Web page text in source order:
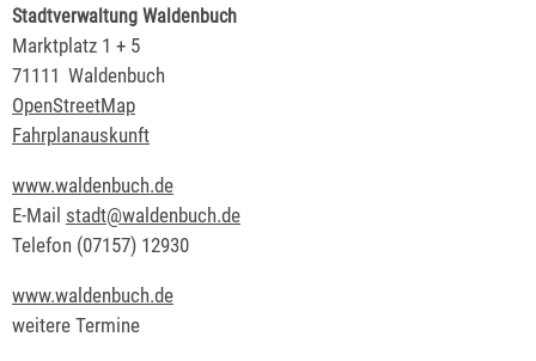
Stadtverwaltung Waldenbuch
Marktplatz 1 + 5
71111 Waldenbuch
OpenStreetMap
Fahrplanauskunft
www.waldenbuch.de
E-Mail stadt@waldenbuch.de
Telefon (07157) 12930
www.waldenbuch.de
weitere Termine